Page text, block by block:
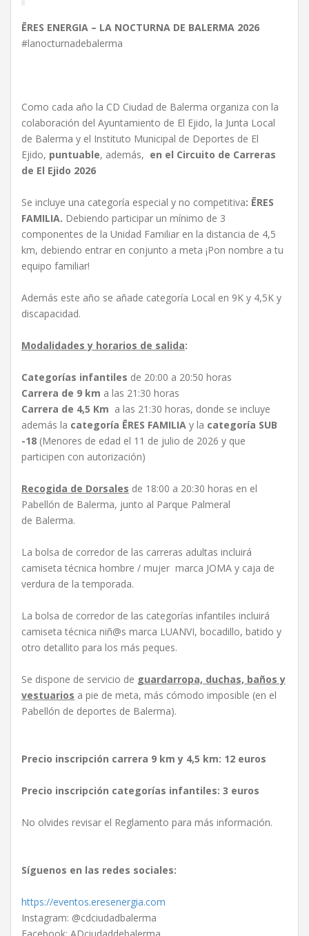
ĒRES ENERGIA – LA NOCTURNA DE BALERMA 2026
#lanocturnadebalerma
Como cada año la CD Ciudad de Balerma organiza con la
colaboración del Ayuntamiento de El Ejido, la Junta Local
de Balerma y el Instituto Municipal de Deportes de El
Ejido, puntuable, además, en el Circuito de Carreras
de El Ejido 2026
Se incluye una categoría especial y no competitiva: ĒRES
FAMILIA. Debiendo participar un mínimo de 3
componentes de la Unidad Familiar en la distancia de 4,5
km, debiendo entrar en conjunto a meta ¡Pon nombre a tu
equipo familiar!
Además este año se añade categoría Local en 9K y 4,5K y
discapacidad.
Modalidades y horarios de salida:
Categorías infantiles de 20:00 a 20:50 horas
Carrera de 9 km a las 21:30 horas
Carrera de 4,5 Km a las 21:30 horas, donde se incluye
además la categoría ĒRES FAMILIA y la categoría SUB
-18 (Menores de edad el 11 de julio de 2026 y que
participen con autorización)
Recogida de Dorsales de 18:00 a 20:30 horas en el
Pabellón de Balerma, junto al Parque Palmeral
de Balerma.
La bolsa de corredor de las carreras adultas incluirá
camiseta técnica hombre / mujer marca JOMA y caja de
verdura de la temporada.
La bolsa de corredor de las categorías infantiles incluirá
camiseta técnica niñ@s marca LUANVI, bocadillo, batido y
otro detallito para los más peques.
Se dispone de servicio de guardarropa, duchas, baños y
vestuarios a pie de meta, más cómodo imposible (en el
Pabellón de deportes de Balerma).
Precio inscripción carrera 9 km y 4,5 km: 12 euros
Precio inscripción categorías infantiles: 3 euros
No olvides revisar el Reglamento para más información.
Síguenos en las redes sociales:
https://eventos.eresenergia.com
Instagram: @cdciudadbalerma